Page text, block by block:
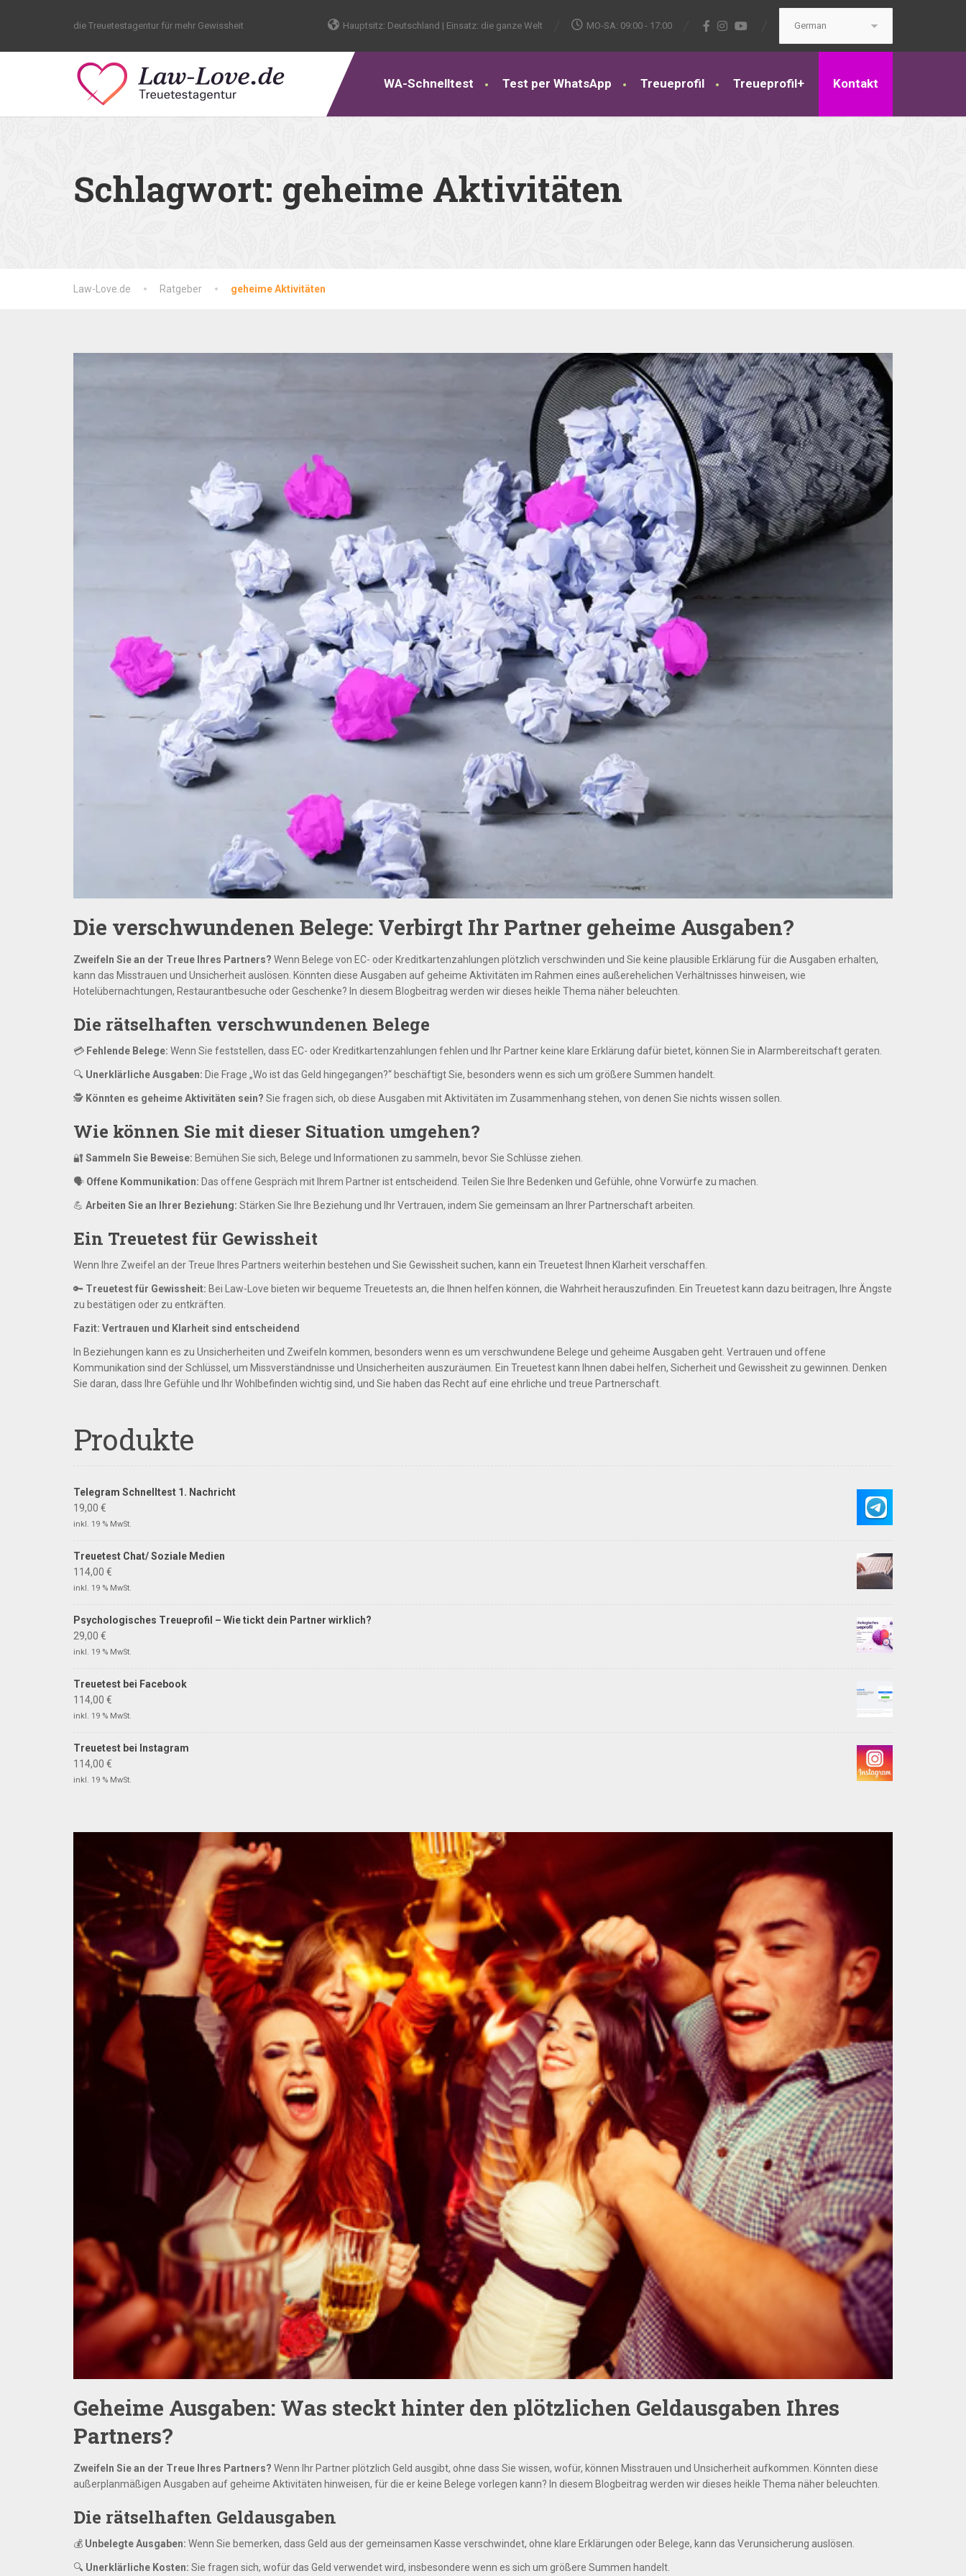
die Treuetestagentur für mehr Gewissheit Hauptsitz: Deutschland | Einsatz: die ganze Welt MO-SA: 09:00 - 17:00
WA-Schnelltest Test per WhatsApp Treueprofil Treueprofil+ Kontakt
Schlagwort: geheime Aktivitäten
Law-Love.de Ratgeber geheime Aktivitäten
Die verschwundenen Belege: Verbirgt Ihr Partner geheime Ausgaben?
Zweifeln Sie an der Treue Ihres Partners? Wenn Belege von EC- oder Kreditkartenzahlungen plötzlich verschwinden und Sie keine plausible Erklärung für die Ausgaben erhalten,
kann das Misstrauen und Unsicherheit auslösen. Könnten diese Ausgaben auf geheime Aktivitäten im Rahmen eines außerehelichen Verhältnisses hinweisen, wie
Hotelübernachtungen, Restaurantbesuche oder Geschenke? In diesem Blogbeitrag werden wir dieses heikle Thema näher beleuchten.
Die rätselhaften verschwundenen Belege
💳 Fehlende Belege: Wenn Sie feststellen, dass EC- oder Kreditkartenzahlungen fehlen und Ihr Partner keine klare Erklärung dafür bietet, können Sie in Alarmbereitschaft geraten.
🔍 Unerklärliche Ausgaben: Die Frage „Wo ist das Geld hingegangen?“ beschäftigt Sie, besonders wenn es sich um größere Summen handelt.
🕵️ Könnten es geheime Aktivitäten sein? Sie fragen sich, ob diese Ausgaben mit Aktivitäten im Zusammenhang stehen, von denen Sie nichts wissen sollen.
Wie können Sie mit dieser Situation umgehen?
🔐 Sammeln Sie Beweise: Bemühen Sie sich, Belege und Informationen zu sammeln, bevor Sie Schlüsse ziehen.
🗣️ Offene Kommunikation: Das offene Gespräch mit Ihrem Partner ist entscheidend. Teilen Sie Ihre Bedenken und Gefühle, ohne Vorwürfe zu machen.
💪 Arbeiten Sie an Ihrer Beziehung: Stärken Sie Ihre Beziehung und Ihr Vertrauen, indem Sie gemeinsam an Ihrer Partnerschaft arbeiten.
Ein Treuetest für Gewissheit
Wenn Ihre Zweifel an der Treue Ihres Partners weiterhin bestehen und Sie Gewissheit suchen, kann ein Treuetest Ihnen Klarheit verschaffen.
🔑 Treuetest für Gewissheit: Bei Law-Love bieten wir bequeme Treuetests an, die Ihnen helfen können, die Wahrheit herauszufinden. Ein Treuetest kann dazu beitragen, Ihre Ängste
zu bestätigen oder zu entkräften.
Fazit: Vertrauen und Klarheit sind entscheidend
In Beziehungen kann es zu Unsicherheiten und Zweifeln kommen, besonders wenn es um verschwundene Belege und geheime Ausgaben geht. Vertrauen und offene
Kommunikation sind der Schlüssel, um Missverständnisse und Unsicherheiten auszuräumen. Ein Treuetest kann Ihnen dabei helfen, Sicherheit und Gewissheit zu gewinnen. Denken
Sie daran, dass Ihre Gefühle und Ihr Wohlbefinden wichtig sind, und Sie haben das Recht auf eine ehrliche und treue Partnerschaft.
Produkte
Telegram Schnelltest 1. Nachricht
19,00 €
inkl. 19 % MwSt.
Treuetest Chat/ Soziale Medien
114,00 €
inkl. 19 % MwSt.
Psychologisches Treueprofil – Wie tickt dein Partner wirklich?
29,00 €
inkl. 19 % MwSt.
Treuetest bei Facebook
114,00 €
inkl. 19 % MwSt.
Treuetest bei Instagram
114,00 €
inkl. 19 % MwSt.
Geheime Ausgaben: Was steckt hinter den plötzlichen Geldausgaben Ihres
Partners?
Zweifeln Sie an der Treue Ihres Partners? Wenn Ihr Partner plötzlich Geld ausgibt, ohne dass Sie wissen, wofür, können Misstrauen und Unsicherheit aufkommen. Könnten diese
außerplanmäßigen Ausgaben auf geheime Aktivitäten hinweisen, für die er keine Belege vorlegen kann? In diesem Blogbeitrag werden wir dieses heikle Thema näher beleuchten.
Die rätselhaften Geldausgaben
💰 Unbelegte Ausgaben: Wenn Sie bemerken, dass Geld aus der gemeinsamen Kasse verschwindet, ohne klare Erklärungen oder Belege, kann das Verunsicherung auslösen.
🔍 Unerklärliche Kosten: Sie fragen sich, wofür das Geld verwendet wird, insbesondere wenn es sich um größere Summen handelt.